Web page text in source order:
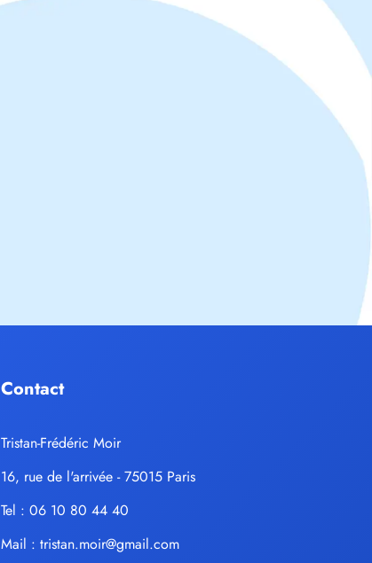
Contact
Tristan-Frédéric Moir
16, rue de l'arrivée - 75015 Paris
Tel : 06 10 80 44 40
Mail :tristan.moir@gmail.com